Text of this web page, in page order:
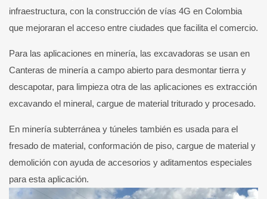
infraestructura, con la construcción de vías 4G en Colombia
que mejoraran el acceso entre ciudades que facilita el comercio.
Para las aplicaciones en minería, las excavadoras se usan en
Canteras de minería a campo abierto para desmontar tierra y
descapotar, para limpieza otra de las aplicaciones es extracción
excavando el mineral, cargue de material triturado y procesado.
En minería subterránea y túneles también es usada para el
fresado de material, conformación de piso, cargue de material y
demolición con ayuda de accesorios y aditamentos especiales
para esta aplicación.